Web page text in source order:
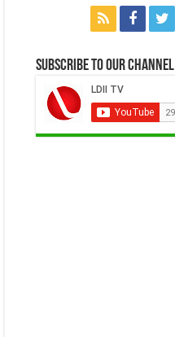
Subscribe to our Channel